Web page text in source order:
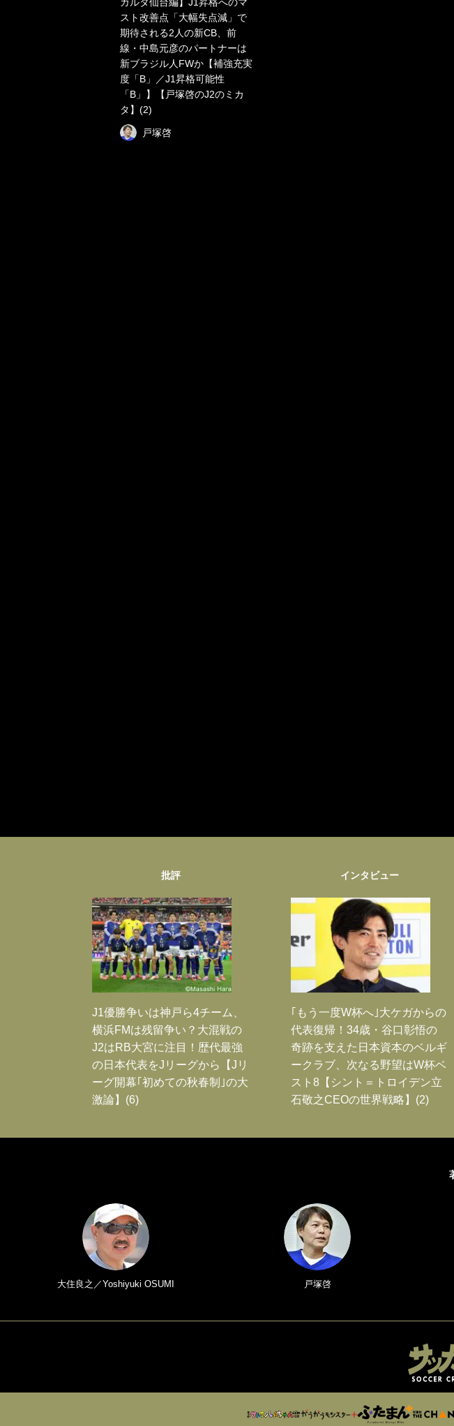
スト改善点「大幅失点減」で
期待される2人の新CB、前
線・中島元彦のパートナーは
新ブラジル人FWか【補強充実
度「B」／J1昇格可能性
「B」】【戸塚啓のJ2のミカ
タ】(2)
戸塚啓
批評
J1優勝争いは神戸ら4チーム、
横浜FMは残留争い？大混戦の
J2はRB大宮に注目！歴代最強
の日本代表をJリーグから【Jリ
ーグ開幕｢初めての秋春制｣の大
激論】(6)
インタビュー
｢もう一度W杯へ｣大ケガからの
代表復帰！34歳・谷口彰悟の
奇跡を支えた日本資本のベルギ
ークラブ、次なる野望はW杯ベ
スト8【シント＝トロイデン立
石敬之CEOの世界戦略】(2)
大住良之／Yoshiyuki OSUMI 戸塚啓